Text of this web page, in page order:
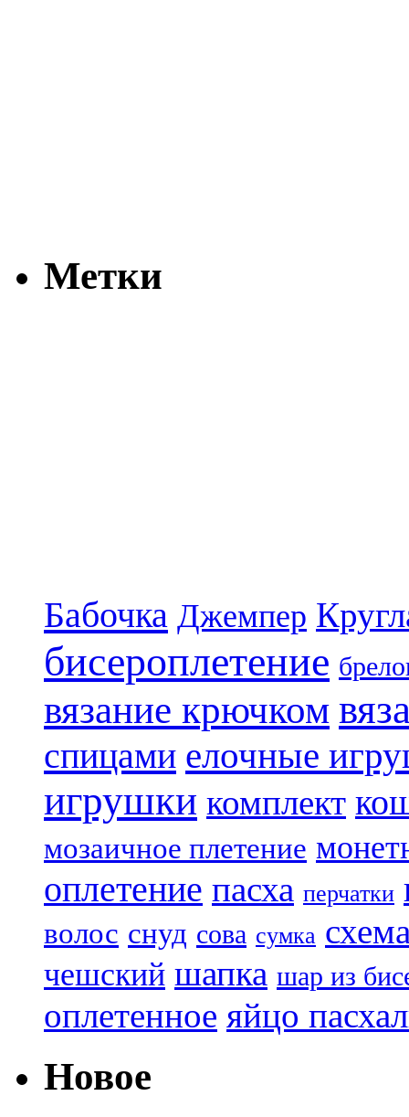
Метки
Бабочка Джемпер
бисероплетение
вязание крючком
спицами елочные
игрушки комплект
мозаичное плетение
оплетение пасха перчатки
волос снуд сова сумка
чешский шапка шар из
оплетенное яйцо
Новое